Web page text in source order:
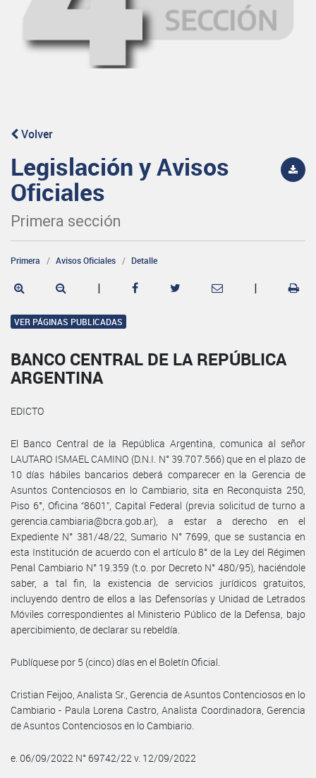
Volver
Legislación y Avisos
Oficiales
Primera sección
Primera Avisos Oficiales Detalle
| |
VER PÁGINAS PUBLICADAS
BANCO CENTRAL DE LA REPÚBLICA
ARGENTINA
EDICTO
El Banco Central de la República Argentina, comunica al señor
LAUTARO ISMAEL CAMINO (D.N.I. N° 39.707.566) que en el plazo de
10 días hábiles bancarios deberá comparecer en la Gerencia de
Asuntos Contenciosos en lo Cambiario, sita en Reconquista 250,
Piso 6°, Oficina “8601”, Capital Federal (previa solicitud de turno a
gerencia.cambiaria@bcra.gob.ar), a estar a derecho en el
Expediente N° 381/48/22, Sumario N° 7699, que se sustancia en
esta Institución de acuerdo con el artículo 8° de la Ley del Régimen
Penal Cambiario N° 19.359 (t.o. por Decreto N° 480/95), haciéndole
saber, a tal fin, la existencia de servicios jurídicos gratuitos,
incluyendo dentro de ellos a las Defensorías y Unidad de Letrados
Móviles correspondientes al Ministerio Público de la Defensa, bajo
apercibimiento, de declarar su rebeldía.
Publíquese por 5 (cinco) días en el Boletín Oficial.
Cristian Feijoo, Analista Sr., Gerencia de Asuntos Contenciosos en lo
Cambiario - Paula Lorena Castro, Analista Coordinadora, Gerencia
de Asuntos Contenciosos en lo Cambiario.
e. 06/09/2022 N° 69742/22 v. 12/09/2022